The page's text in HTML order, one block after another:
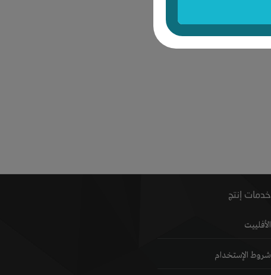
خدمات إنتج
الأفلييت
شروط الإستخدام